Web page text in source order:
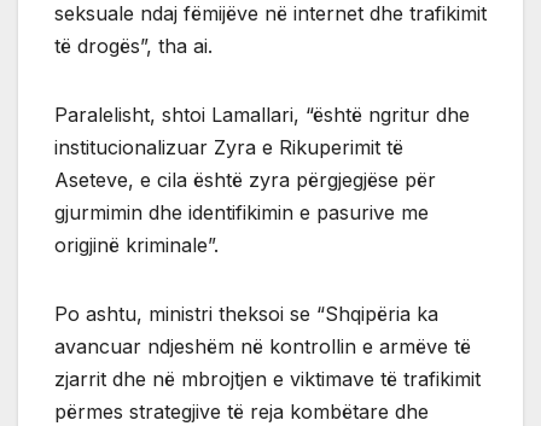
seksuale ndaj fëmijëve në internet dhe trafikimit
të drogës”, tha ai.
Paralelisht, shtoi Lamallari, “është ngritur dhe
institucionalizuar Zyra e Rikuperimit të
Aseteve, e cila është zyra përgjegjëse për
gjurmimin dhe identifikimin e pasurive me
origjinë kriminale”.
Po ashtu, ministri theksoi se “Shqipëria ka
avancuar ndjeshëm në kontrollin e armëve të
zjarrit dhe në mbrojtjen e viktimave të trafikimit
përmes strategjive të reja kombëtare dhe